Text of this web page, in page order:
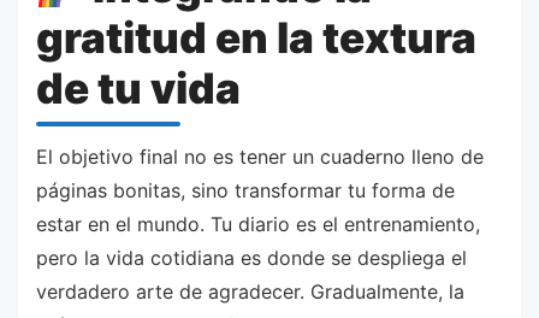
gratitud en la textura
de tu vida
El objetivo final no es tener un cuaderno lleno de
páginas bonitas, sino transformar tu forma de
estar en el mundo. Tu diario es el entrenamiento,
pero la vida cotidiana es donde se despliega el
verdadero arte de agradecer. Gradualmente, la